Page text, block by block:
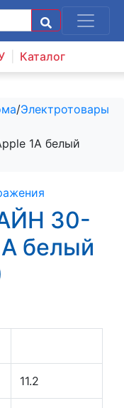
Каталог
/Электротовары
1A белый
30-
белый
11.2